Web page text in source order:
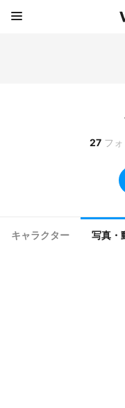
27 フ
キャラクター 写真・